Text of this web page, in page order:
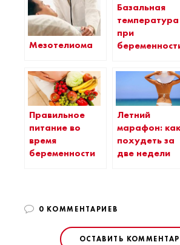
Мезотелиома
Базальная
температура
при
Правильное
питание во
время
беременности
Летний
марафон: как
похудеть за
две недели
0 КОММЕНТАРИЕВ
ОСТАВИТЬ